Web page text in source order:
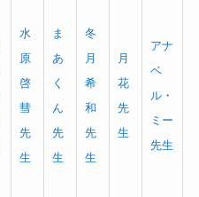
水
原
啓
彗
先
生
ま
あ
く
ん
先
生
冬
月
希
和
先
生
月
花
先
生
アナ
ベ
ル・
ミー
先生